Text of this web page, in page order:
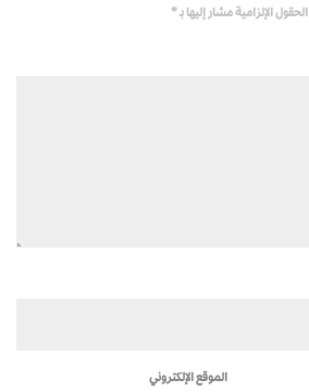
الحقول الإلزامية مشار إليها بـ*
الموقع الإلكتروني